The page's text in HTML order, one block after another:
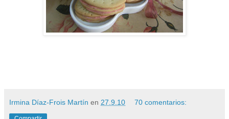
Irmina Díaz-Frois Martín en 27.9.10 70 comentarios: